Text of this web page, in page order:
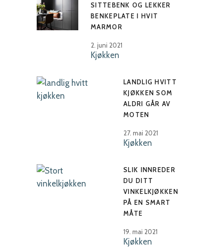
SITTEBENK OG LEKKER
BENKEPLATE I HVIT
MARMOR
2. juni 2021
Kjøkken
LANDLIG HVITT
KJØKKEN SOM
ALDRI GÅR AV
MOTEN
27. mai 2021
Kjøkken
SLIK INNREDER
DU DITT
VINKELKJØKKEN
PÅ EN SMART
MÅTE
19. mai 2021
Kjøkken